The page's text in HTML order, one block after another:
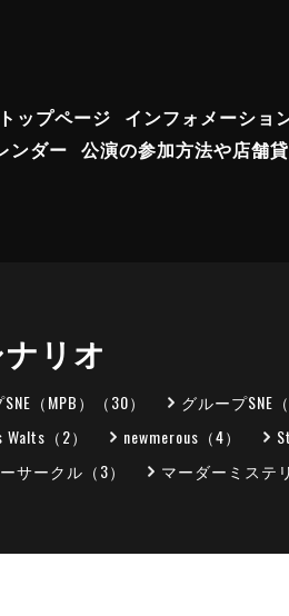
トップページ インフォメーショ
ンダー 公演の参加方法や店舗
リオ
（MPB）（30） グループSNE
Walts（2） newmerous（4）
サークル（3） マーダーミステ